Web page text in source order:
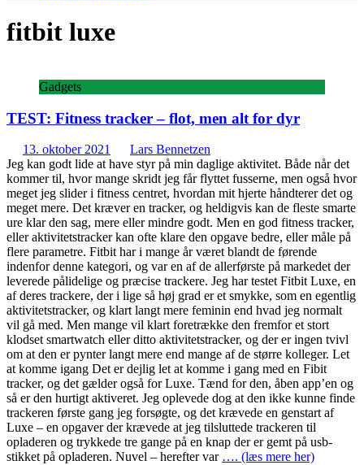
fitbit luxe
Gadgets
TEST: Fitness tracker – flot, men alt for dyr
13. oktober 2021
Lars Bennetzen
Jeg kan godt lide at have styr på min daglige aktivitet. Både når det
kommer til, hvor mange skridt jeg får flyttet fusserne, men også hvor
meget jeg slider i fitness centret, hvordan mit hjerte håndterer det og
meget mere. Det kræver en tracker, og heldigvis kan de fleste smarte
ure klar den sag, mere eller mindre godt. Men en god fitness tracker,
eller aktivitetstracker kan ofte klare den opgave bedre, eller måle på
flere parametre. Fitbit har i mange år været blandt de førende
indenfor denne kategori, og var en af de allerførste på markedet der
leverede pålidelige og præcise trackere. Jeg har testet Fitbit Luxe, en
af deres trackere, der i lige så høj grad er et smykke, som en egentlig
aktivitetstracker, og klart langt mere feminin end hvad jeg normalt
vil gå med. Men mange vil klart foretrække den fremfor et stort
klodset smartwatch eller ditto aktivitetstracker, og der er ingen tvivl
om at den er pynter langt mere end mange af de større kolleger. Let
at komme igang Det er dejlig let at komme i gang med en Fibit
tracker, og det gælder også for Luxe. Tænd for den, åben app’en og
så er den hurtigt aktiveret. Jeg oplevede dog at den ikke kunne finde
trackeren første gang jeg forsøgte, og det krævede en genstart af
Luxe – en opgaver der krævede at jeg tilsluttede trackeren til
opladeren og trykkede tre gange på en knap der er gemt på usb-
stikket på opladeren. Nuvel – herefter var …. (læs mere her)